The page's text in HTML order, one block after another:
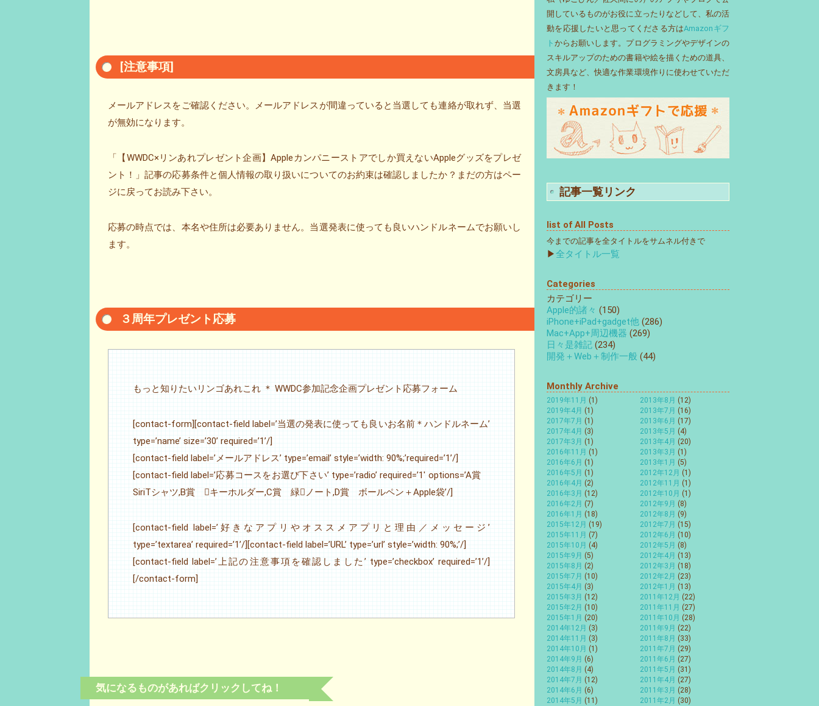
[注意事項]
メールアドレスをご確認ください。メールアドレスが間違っていると当選しても連絡が取れず、当選
が無効になります。
「【WWDC×リンあれプレゼント企画】Appleカンパニーストアでしか買えないAppleグッズをプレゼ
ント！」記事の応募条件と個人情報の取り扱いについてのお約束は確認しましたか？まだの方はペー
ジに戻ってお読み下さい。
応募の時点では、本名や住所は必要ありません。当選発表に使っても良いハンドルネームでお願いし
ます。
３周年プレゼント応募
もっと知りたいリンゴあれこれ ＊ WWDC参加記念企画プレゼント応募フォーム
[contact-form][contact-field label=’当選の発表に使っても良いお名前＊ハンドルネーム’
type=’name’ size=’30’ required=’1’/]
[contact-field label=’メールアドレス’ type=’email’ style=’width: 90%;’required=’1’/]
[contact-field label=’応募コースをお選び下さい’ type=’radio’ required=’1′ options=’A賞
SiriTシャツ,B賞 キーホルダー,C賞 緑ノート,D賞 ボールペン＋Apple袋’/]
[contact-field label=’好きなアプリやオススメアプリと理由／メッセージ’
type=’textarea’ required=’1’/][contact-field label=’URL’ type=’url’ style=’width: 90%;’/]
[contact-field label=’上記の注意事項を確認しました’ type=’checkbox’ required=’1’/]
[/contact-form]
気になるものがあればクリックしてね！
開しているものがお役に立ったりなどして、私の活
動を応援したいと思ってくださる方はAmazonギフ
トからお願いします。プログラミングやデザインの
スキルアップのための書籍や絵を描くための道具、
文房具など、快適な作業環境作りに使わせていただ
きます！
記事一覧リンク
list of All Posts
今までの記事を全タイトルをサムネル付きで
▶全タイトル一覧
Categories
カテゴリー
Apple的諸々 (150)
iPhone+iPad+gadget他 (286)
Mac+App+周辺機器 (269)
日々是雑記 (234)
開発＋Web＋制作一般 (44)
Monthly Archive
2019年11月 (1)
2019年4月 (1)
2017年7月 (1)
2017年4月 (3)
2017年3月 (1)
2016年11月 (1)
2016年6月 (1)
2016年5月 (1)
2016年4月 (2)
2016年3月 (12)
2016年2月 (7)
2016年1月 (18)
2015年12月 (19)
2015年11月 (7)
2015年10月 (4)
2015年9月 (5)
2015年8月 (2)
2015年7月 (10)
2015年4月 (3)
2015年3月 (12)
2015年2月 (10)
2015年1月 (20)
2014年12月 (3)
2014年11月 (3)
2014年10月 (1)
2014年9月 (6)
2014年8月 (4)
2014年7月 (12)
2014年6月 (6)
2014年5月 (11)
2013年8月 (12)
2013年7月 (16)
2013年6月 (17)
2013年5月 (4)
2013年4月 (20)
2013年3月 (1)
2013年1月 (5)
2012年12月 (1)
2012年11月 (1)
2012年10月 (1)
2012年9月 (8)
2012年8月 (9)
2012年7月 (15)
2012年6月 (10)
2012年5月 (8)
2012年4月 (13)
2012年3月 (18)
2012年2月 (23)
2012年1月 (13)
2011年12月 (22)
2011年11月 (27)
2011年10月 (28)
2011年9月 (22)
2011年8月 (33)
2011年7月 (29)
2011年6月 (27)
2011年5月 (31)
2011年4月 (27)
2011年3月 (28)
2011年2月 (30)